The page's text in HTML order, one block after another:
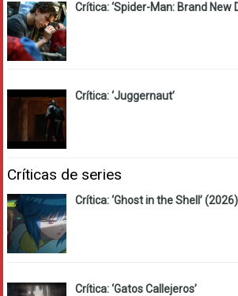
Crítica: ‘Spider-Man: Brand New
Crítica: ‘Juggernaut’
Críticas de series
Crítica: ‘Ghost in the Shell’ (2026)
Crítica: ‘Gatos Callejeros’